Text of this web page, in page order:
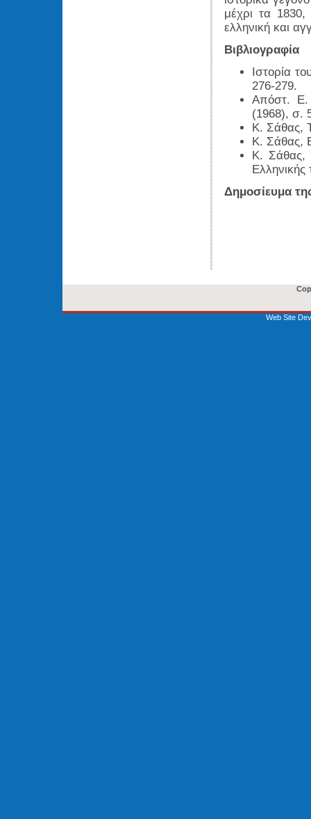
μέχρι τα
ελληνική και
Βιβλιογραφία
Ιστορία
276-279.
Απόστ. Ε.
(1968), σ.
Κ. Σάθας,
Κ. Σάθας,
Κ. Σάθας,
Ελληνικής
Δημοσίευμα
Web Site